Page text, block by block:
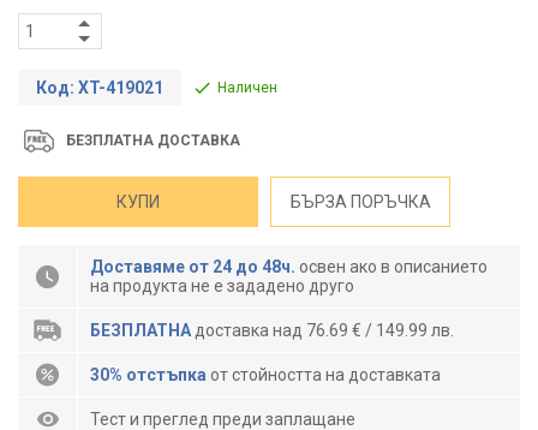
Код: XT-419021 Наличен
БЕЗПЛАТНА ДОСТАВКА
КУПИ БЪРЗА ПОРЪЧКА
Доставяме от 24 до 48ч. освен ако в описанието
на продукта не е зададено друго
БЕЗПЛАТНА доставка над 76.69 € / 149.99 лв.
30% отстъпка от стойността на доставката
Тест и преглед преди заплащане